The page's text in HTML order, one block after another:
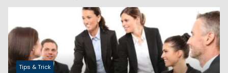
Tips & Trick